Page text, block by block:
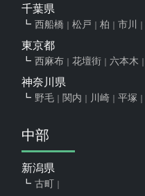
千葉県
西船橋 松戸 柏 市川
東京都
西麻布 花壇街 六本木
神奈川県
野毛 関内 川崎 平塚
中部
新潟県
古町